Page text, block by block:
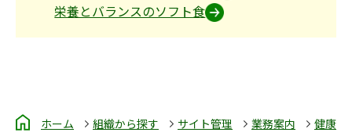
栄養とバランスのソフト食
ホーム 組織から探す サイト管理 業務案内
健康